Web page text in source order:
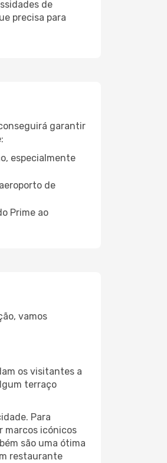
de
precisa para
garantir
especialmente
de
Prime ao
vamos
os visitantes a
terraço
Para
marcos icónicos
são uma ótima
restaurante